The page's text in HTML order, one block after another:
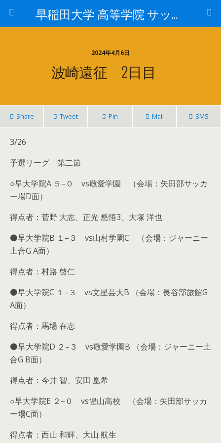
早稲田大学 高等学院 サッカー部
2024年4月6日
波崎遠征 2日目
Share Tweet Pin Mail SMS
3/26
予選リーグ 第二節
○早大学院A ５–０ vs敬愛学園 （会場：矢田部サッカ
ー場D面）
得点者：菅野 大志、正光 悠悟3、大塚 洋也
⚫️早大学院B １–３ vs山村学園C （会場：ジャーニー
土合G A面）
得点者：村路 啓仁
⚫️早大学院C １–３ vs文星芸大B （会場：長谷部旅館G
A面）
得点者：馬場 在志
⚫️早大学院D ２–３ vs敬愛学園B （会場：ジャーニー土
合G B面）
得点者：今井 智、安田 凰希
○早大学院E ２–０ vs惺山高校 （会場：矢田部サッカ
ー場C面）
得点者：西山 和輝、大山 航生